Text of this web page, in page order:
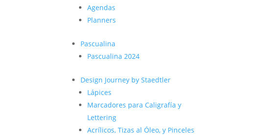
Agendas
Planners
Pascualina
Pascualina 2024
Design Journey by Staedtler
Lápices
Marcadores para Caligrafía y
Lettering
Acrílicos, Tizas al Óleo, y Pinceles